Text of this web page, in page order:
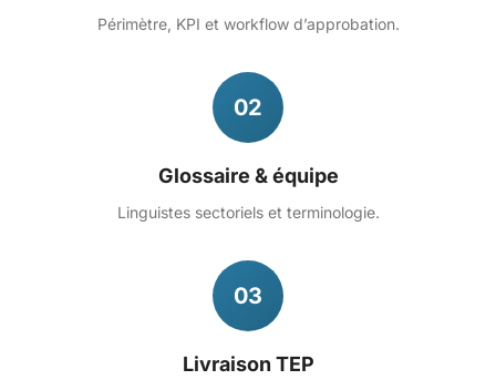
Périmètre, KPI et workflow d’approbation.
02
Glossaire & équipe
Linguistes sectoriels et terminologie.
03
Livraison TEP